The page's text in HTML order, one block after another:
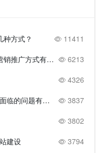
11411
种方式？
6213
济南网络营销策略有哪些_网络营销推广方式有哪些？
4326
3837
济南网站建设济南企业网站建设面临的问题有哪些？
3802
3794
建设